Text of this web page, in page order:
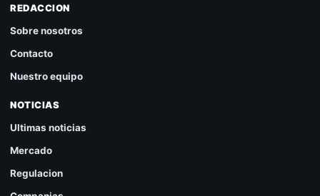
REDACCION
Sobre nosotros
Contacto
Nuestro equipo
NOTICIAS
Ultimas noticias
Mercado
Regulacion